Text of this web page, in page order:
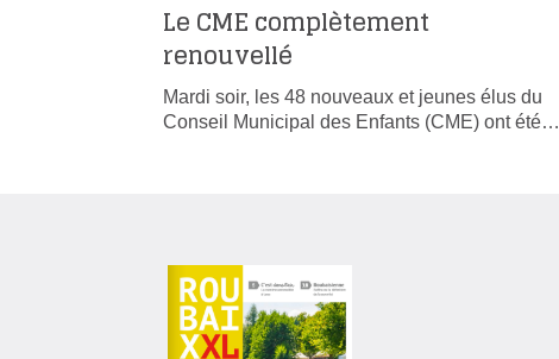
Le CME complètement
renouvellé
Mardi soir, les 48 nouveaux et jeunes élus du
Conseil Municipal des Enfants (CME) ont été…